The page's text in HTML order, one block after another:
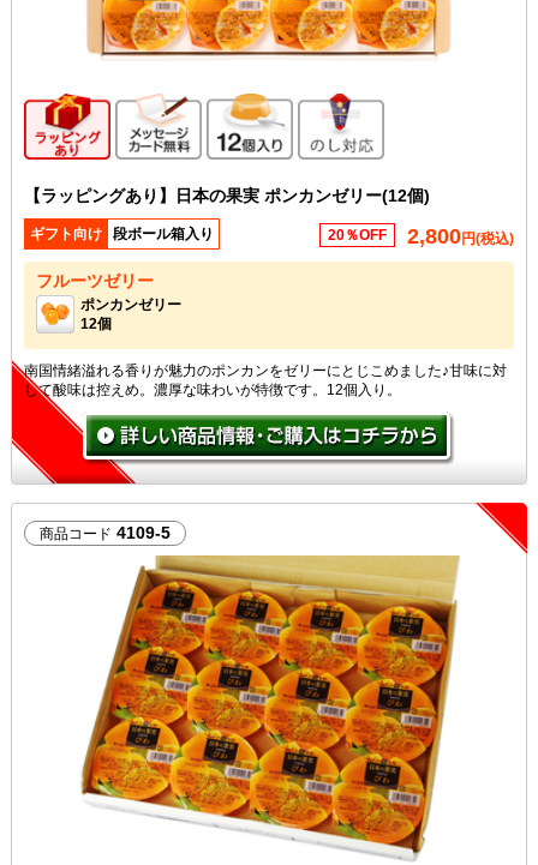
ギフト向け商品メッセージカード無料
12個入り のし対応
【ラッピングあり】日本の果実 ポンカンゼリー(12個)
ギフト向け 段ボール箱入り 20％OFF 2,800円(税込)
フルーツゼリー
ポンカンゼリー
12個
南国情緒溢れる香りが魅力のポンカンをゼリーにとじこめました♪甘味に対
して酸味は控えめ。濃厚な味わいが特徴です。12個入り。
商品コード 4109-5